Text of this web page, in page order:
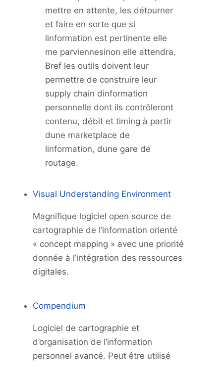
mettre en attente, les détourner
et faire en sorte que si
linformation est pertinente elle
me parviennesinon elle attendra.
Bref les outils doivent leur
permettre de construire leur
supply chain dinformation
personnelle dont ils contrôleront
contenu, débit et timing à partir
dune marketplace de
linformation, dune gare de
routage.
Visual Understanding Environment
Magnifique logiciel open source de
cartographie de l’information orienté
« concept mapping » avec une priorité
donnée à l’intégration des ressources
digitales.
Compendium
Logiciel de cartographie et
d’organisation de l’information
personnel avancé. Peut être utilisé